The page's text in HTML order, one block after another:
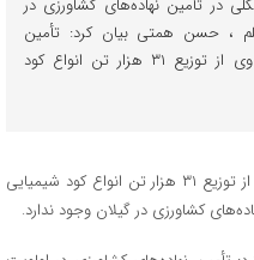
در تأمین نهاده‌های کشاورزی در
، حسن همتی بیان کرد: تأمین
نهاده‌های کشاورزی در اولویت قرار دارد. وی از توزیع ۳۱ هزار تن انواع کود
مدیر شرکت خدمات حمایتی کشاورزی گیلان از توزیع ۳۱ هزار تن انواع کود شیمیایی
کشاورزی در گیلان وجود ندارد.